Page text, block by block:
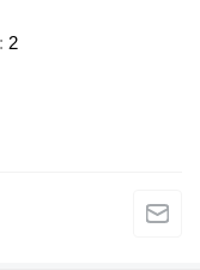
2